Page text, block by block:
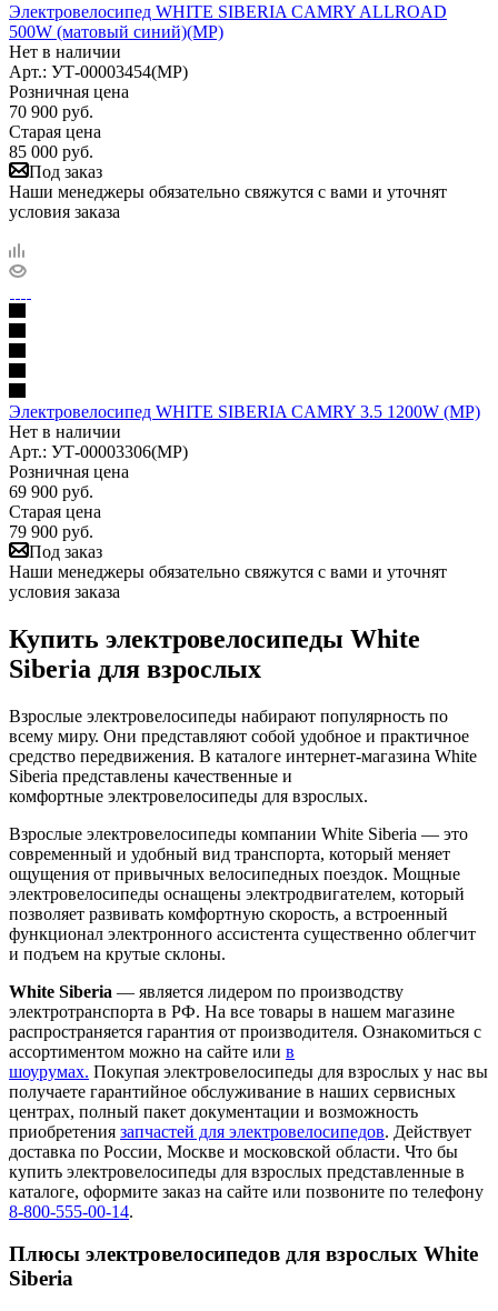
Электровелосипед WHITE SIBERIA CAMRY ALLROAD
500W (матовый синий)(МР)
Нет в наличии
Арт.: УТ-00003454(МР)
Розничная цена
70 900 руб.
Старая цена
85 000 руб.
Под заказ
Наши менеджеры обязательно свяжутся с вами и уточнят
условия заказа
Электровелосипед WHITE SIBERIA CAMRY 3.5 1200W (МР)
Нет в наличии
Арт.: УТ-00003306(МР)
Розничная цена
69 900 руб.
Старая цена
79 900 руб.
Под заказ
Наши менеджеры обязательно свяжутся с вами и уточнят
условия заказа
Купить электровелосипеды White
Siberia для взрослых
Взрослые электровелосипеды набирают популярность по
всему миру. Они представляют собой удобное и практичное
средство передвижения. В каталоге интернет-магазина White
Siberia представлены качественные и
комфортные электровелосипеды для взрослых.
Взрослые электровелосипеды компании White Siberia — это
современный и удобный вид транспорта, который меняет
ощущения от привычных велосипедных поездок. Мощные
электровелосипеды оснащены электродвигателем, который
позволяет развивать комфортную скорость, а встроенный
функционал электронного ассистента существенно облегчит
и подъем на крутые склоны.
White Siberia — является лидером по производству
электротранспорта в РФ. На все товары в нашем магазине
распространяется гарантия от производителя. Ознакомиться с
ассортиментом можно на сайте или в
шоурумах. Покупая электровелосипеды для взрослых у нас вы
получаете гарантийное обслуживание в наших сервисных
центрах, полный пакет документации и возможность
приобретения запчастей для электровелосипедов. Действует
доставка по России, Москве и московской области. Что бы
купить электровелосипеды для взрослых представленные в
каталоге, оформите заказ на сайте или позвоните по телефону
8-800-555-00-14.
Плюсы электровелосипедов для взрослых White
Siberia